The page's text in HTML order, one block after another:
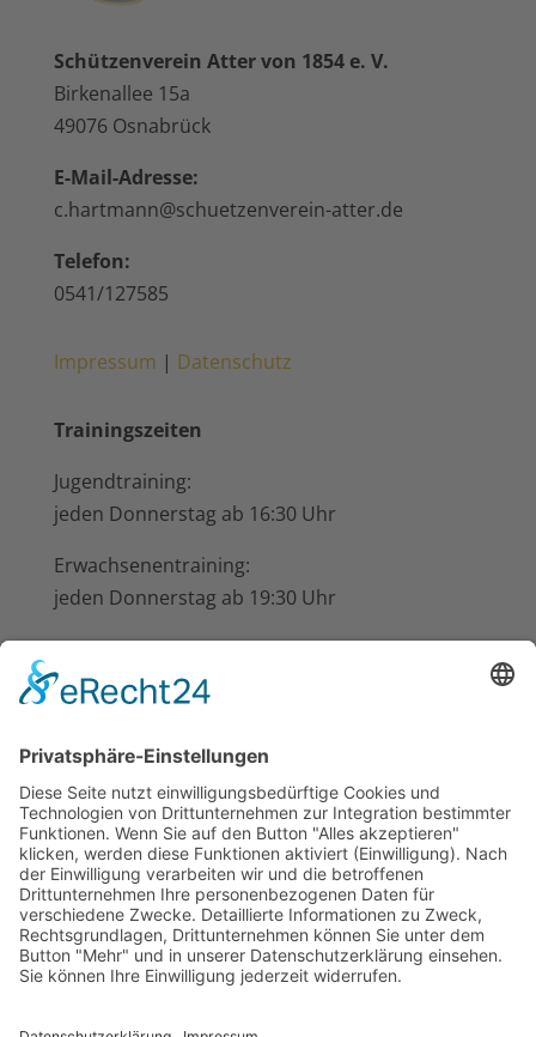
Schützenverein Atter von 1854 e. V.
Birkenallee 15a
49076 Osnabrück
E-Mail-Adresse:
c.hartmann@schuetzenverein-atter.de
Telefon:
0541/127585
Impressum | Datenschutz
Trainingszeiten
Jugendtraining:
jeden Donnerstag ab 16:30 Uhr
Erwachsenentraining:
jeden Donnerstag ab 19:30 Uhr
im Schützenhaus beim Hotel-Restaurant
Busch-Atter, Eikesberg 51
Nächste Termine
AUG.
11
19:30-22:00 CEST
Übungsabend der Kreisdamen
AUG.
15
10:00 -12:00CEST
Optimierung Pflegezustand Friedhof Atter